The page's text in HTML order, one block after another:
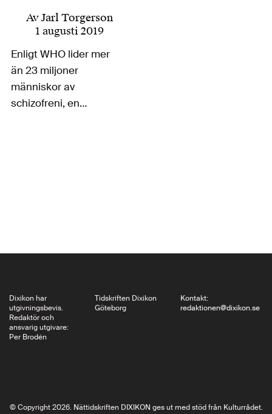
AvJarl Torgerson
1 augusti 2019
Enligt WHO lider mer
än 23 miljoner
människor av
schizofreni, en
ställer man rätt
Dixikon har
utgivningsbevis.
Redaktör och
ansvarig utgivare:
Per Brodén
Tidskriften Dixikon
Göteborg
Kontakt:
redaktionen@dixikon.se
© Copyright 2026. Nättidskriften DIXIKON ges ut med stöd från Kulturrådet.